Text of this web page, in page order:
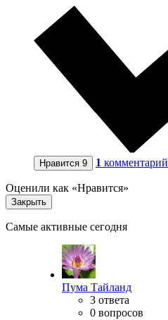
Нравится 9 1 комментарий
Оценили как «Нравится»
Закрыть
Самые активные сегодня
Пума Тайланд
3 ответа
0 вопросов